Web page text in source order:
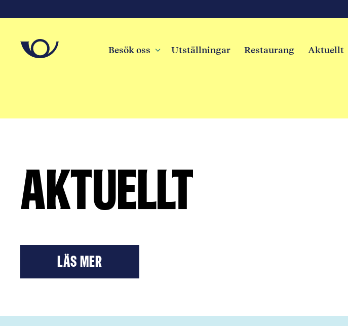
Besök oss 3 Utställningar Restaurang Aktuellt
Aktuellt
LÄS mer